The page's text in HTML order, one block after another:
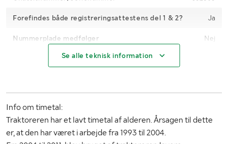
Forefindes både registreringsattestens del 1 & 2? Ja
Nummerplade medfølger Nej
Motoreffekt 74 kW - 100 hk
Se alle teknisk information
Info om timetal:
Traktoreren har et lavt timetal af alderen. Årsagen til dette
er, at den har været i arbejde fra 1993 til 2004.